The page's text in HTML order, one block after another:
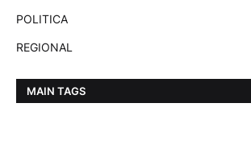
POLITICA
REGIONAL
MAIN TAGS